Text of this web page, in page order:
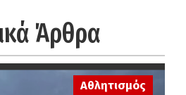
Άρθρα
Αθλητισμός